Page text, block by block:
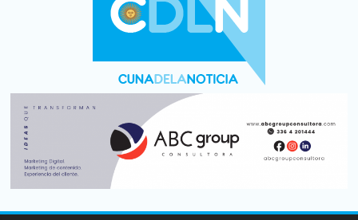
Central se despertó y selló una victoria con remontada incluida
por 2 a 1 ante Aldosivi
La morosidad alcanzó su nivel más alto en dos décadas y ya
afecta a 400 mil deudores en Santa Fe